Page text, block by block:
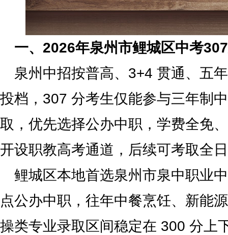
一、2026年泉州市鲤城区中考
泉州中招按普高、3+4 贯通、五
投档，307 分考生仅能参与三年制
取，优先选择公办中职，学费全免
开设职教高考通道，后续可考取全
鲤城区本地首选泉州市泉中职业
点公办中职，往年中餐烹饪、新能
操类专业录取区间稳定在 300 分上